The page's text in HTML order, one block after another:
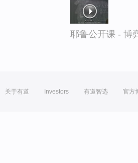
耶鲁公开课 - 博
关于有道 Investors 有道智选 官方